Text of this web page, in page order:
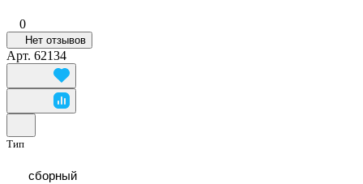
0
Нет отзывов
Арт. 62134
Тип
сборный